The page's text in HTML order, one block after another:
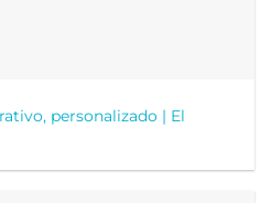
personalizado | El